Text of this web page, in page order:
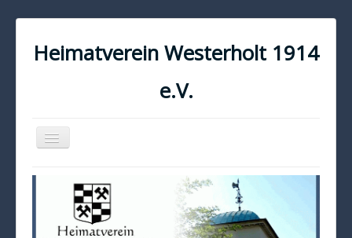
Heimatverein Westerholt 1914
e.V.
Navigation
an/aus
KONTAKT
IMPRESSUM